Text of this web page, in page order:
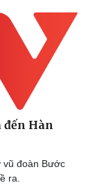
Hàn
vũ đoàn Bước
ra.